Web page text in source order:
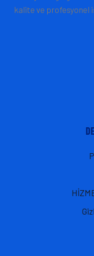
kalite ve profesyonel